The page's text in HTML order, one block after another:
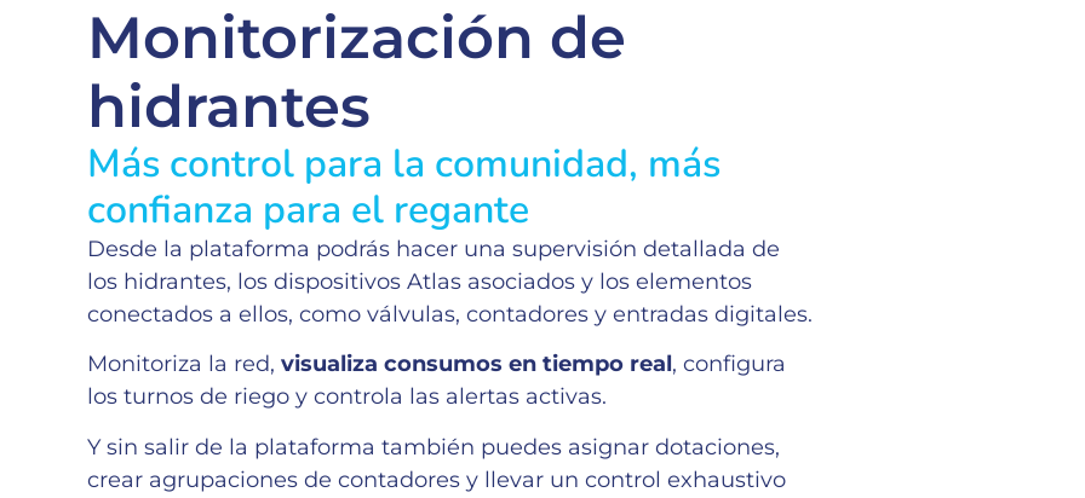
Monitorización de
hidrantes
Más control para la comunidad, más
confianza para el regante
Desde la plataforma podrás hacer una supervisión detallada de
los hidrantes, los dispositivos Atlas asociados y los elementos
conectados a ellos, como válvulas, contadores y entradas digitales.
Monitoriza la red, visualiza consumos en tiempo real, configura
los turnos de riego y controla las alertas activas.
Y sin salir de la plataforma también puedes asignar dotaciones,
crear agrupaciones de contadores y llevar un control exhaustivo